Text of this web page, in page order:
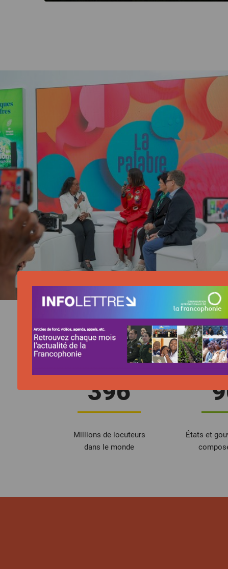
396
Millions de locuteurs
dans le monde
États et